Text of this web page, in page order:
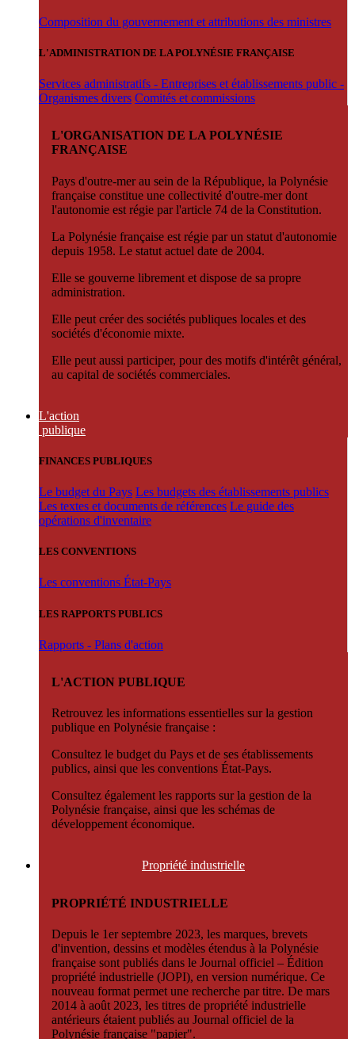
Composition du gouvernement et attributions des ministres
L'ADMINISTRATION DE LA POLYNÉSIE FRANÇAISE
Services administratifs - Entreprises et établissements public -
Organismes divers Comités et commissions
L'ORGANISATION DE LA POLYNÉSIE
FRANÇAISE
Pays d'outre-mer au sein de la République, la Polynésie
française constitue une collectivité d'outre-mer dont
l'autonomie est régie par l'article 74 de la Constitution.
La Polynésie française est régie par un statut d'autonomie
depuis 1958. Le statut actuel date de 2004.
Elle se gouverne librement et dispose de sa propre
administration.
Elle peut créer des sociétés publiques locales et des
sociétés d'économie mixte.
Elle peut aussi participer, pour des motifs d'intérêt général,
au capital de sociétés commerciales.
L'action
publique
FINANCES PUBLIQUES
Le budget du Pays Les budgets des établissements publics
Les textes et documents de références Le guide des
opérations d'inventaire
LES CONVENTIONS
Les conventions État-Pays
LES RAPPORTS PUBLICS
Rapports - Plans d'action
L'ACTION PUBLIQUE
Retrouvez les informations essentielles sur la gestion
publique en Polynésie française :
Consultez le budget du Pays et de ses établissements
publics, ainsi que les conventions État-Pays.
Consultez également les rapports sur la gestion de la
Polynésie française, ainsi que les schémas de
développement économique.
Propriété industrielle
PROPRIÉTÉ INDUSTRIELLE
Depuis le 1er septembre 2023, les marques, brevets
d'invention, dessins et modèles étendus à la Polynésie
française sont publiés dans le Journal officiel – Édition
propriété industrielle (JOPI), en version numérique. Ce
nouveau format permet une recherche par titre. De mars
2014 à août 2023, les titres de propriété industrielle
antérieurs étaient publiés au Journal officiel de la
Polynésie française "papier".